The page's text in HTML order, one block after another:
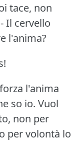
tace, non
- Il cervello
l'anima?
l'anima
so io. Vuol
non per
per volontà lo